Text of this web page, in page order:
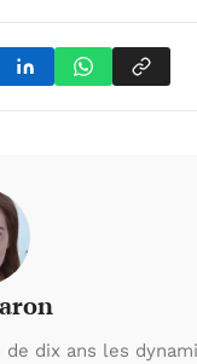
dix ans les